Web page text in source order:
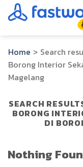
Skip
to
Home > Search
Borong Interior
Magelang
SEARCH
BORONG
DI
Nothing